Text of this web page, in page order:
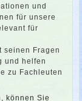
und
für unsere
für
seinen Fragen
und helfen
zu Fachleuten
können Sie